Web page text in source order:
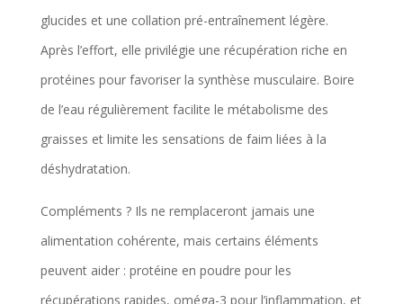
glucides et une collation pré-entraînement légère.
Après l’effort, elle privilégie une récupération riche en
protéines pour favoriser la synthèse musculaire. Boire
de l’eau régulièrement facilite le métabolisme des
graisses et limite les sensations de faim liées à la
déshydratation.
Compléments ? Ils ne remplaceront jamais une
alimentation cohérente, mais certains éléments
peuvent aider : protéine en poudre pour les
récupérations rapides, oméga-3 pour l’inflammation, et